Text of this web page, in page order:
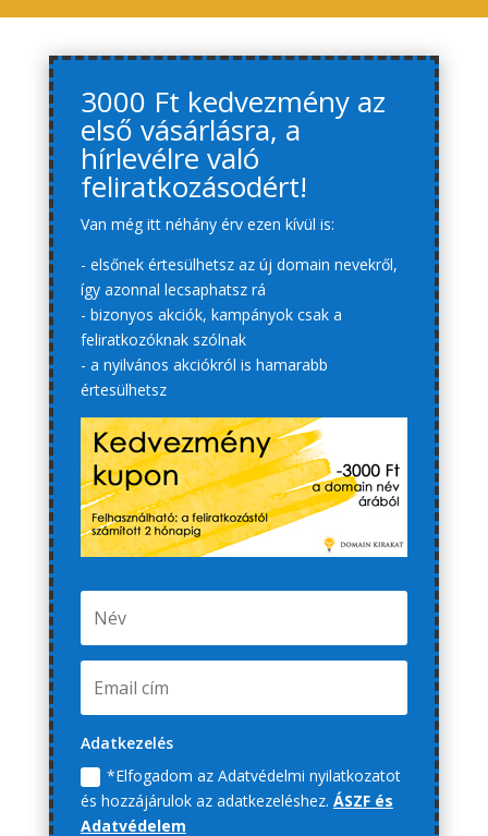
3000 Ft kedvezmény az
első vásárlásra, a
hírlevélre való
feliratkozásodért!
Van még itt néhány érv ezen kívül is:
- elsőnek értesülhetsz az új domain nevekről,
így azonnal lecsaphatsz rá
- bizonyos akciók, kampányok csak a
feliratkozóknak szólnak
- a nyilvános akciókról is hamarabb
értesülhetsz
Adatkezelés
*Elfogadom az Adatvédelmi nyilatkozatot
és hozzájárulok az adatkezeléshez. ÁSZF és
Adatvédelem